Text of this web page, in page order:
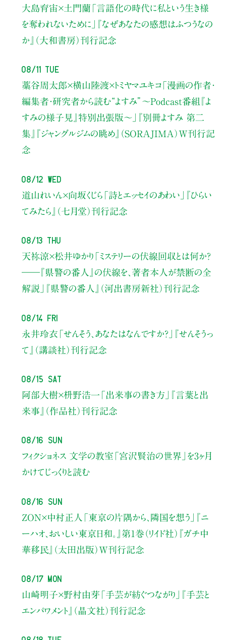
大島育宙×土門蘭 「言語化の時代に私という生き様
を奪われないために」
『なぜあなたの感想はふつうなの
か』（大和書房）刊行記念
08/11 Tue
藁谷周太郎×横山陸渡×トミヤマユキコ「漫画の作者・
編集者・研究者から読む“よすみ” 〜Podcast番組『よ
すみの様子見』特別出張版〜」
『別冊よすみ 第二
集』『ジャングルジムの眺め』（SORAJIMA）W刊行記
念
08/12 Wed
道山れいん×向坂くじら 「詩とエッセイのあわい」
『ひらい
てみたら』（七月堂）刊行記念
08/13 Thu
天祢涼×松井ゆかり 「ミステリーの伏線回収とは何か？
――『県警の番人』の伏線を、著者本人が禁断の全
解説」
『県警の番人』（河出書房新社）刊行記念
08/14 Fri
永井玲衣 「せんそう、あなたはなんですか？」
『せんそうっ
て』（講談社）刊行記念
08/15 Sat
阿部大樹×枡野浩一 「出来事の書き方」
『言葉と出
来事』（作品社）刊行記念
08/16 Sun
フィクショネス 文学の教室 「宮沢賢治の世界」を3ヶ月
かけてじっくりと読む
08/16 Sun
ZON×中村正人 「東京の片隅から、隣国を想う」
『ニ
ーハオ、おいしい東京日和。』第1巻（リイド社） 『ガチ中
華移民』（太田出版）W刊行記念
08/17 Mon
山崎明子×野村由芽 「手芸が紡ぐつながり」
『手芸と
エンパワメント』（晶文社）刊行記念